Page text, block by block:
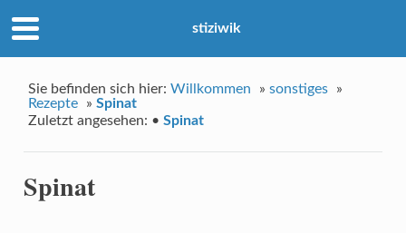
stiziwik
Sie befinden sich hier:Willkommen »sonstiges
»
Rezepte
»Spinat
Zuletzt angesehen: • Spinat
Spinat